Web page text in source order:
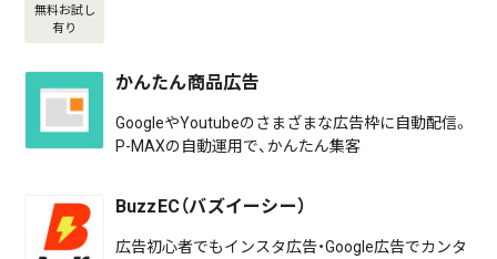
無料お試し
有り
かんたん商品広告
GoogleやYoutubeのさまざまな広告枠に自動配信。
P-MAXの自動運用で、かんたん集客
BuzzEC（バズイーシー）
広告初心者でもインスタ広告・Google広告でカンタ